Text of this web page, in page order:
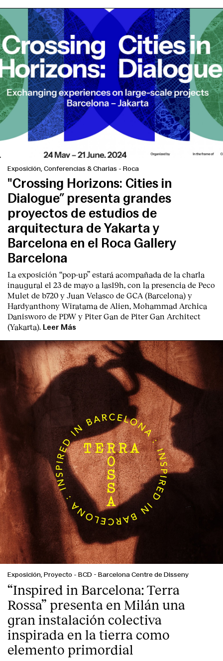
Exposición, Conferencias & Charlas - Roca
"Crossing Horizons: Cities in
Dialogue” presenta grandes
proyectos de estudios de
arquitectura de Yakarta y
Barcelona en el Roca Gallery
Barcelona
La exposición “pop-up” estará acompañada de la charla
inaugural el 23 de mayo a las19h, con la presencia de Peco
Mulet de b720 y Juan Velasco de GCA (Barcelona) y
Hardyanthony Wiratama de Alien, Mohammad Archica
Danisworo de PDW y Piter Gan de Piter Gan Architect
(Yakarta).
Leer Más
Exposición, Proyecto - BCD - Barcelona Centre de Disseny
“Inspired in Barcelona: Terra
Rossa” presenta en Milán una
gran instalación colectiva
inspirada en la tierra como
elemento primordial